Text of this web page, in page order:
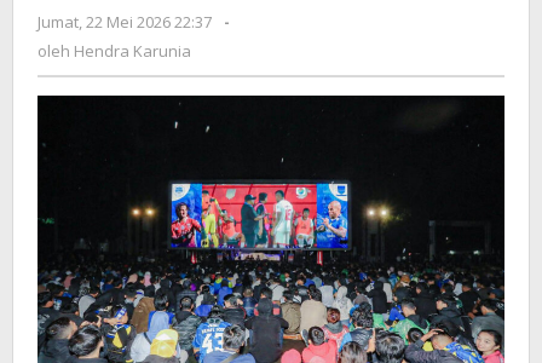
Kota
Pastikan
Jumat, 22 Mei 2026 22:37
oleh
-
oleh Hendra Karunia